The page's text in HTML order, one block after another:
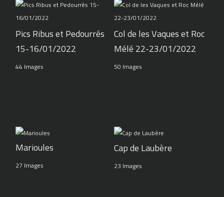
Pics Ribus et Pedourrés
15-16/01/2022
44 Images
Col de les Vaques et Roc
Mélé 22-23/01/2022
50 Images
Marioules
27 Images
Cap de Laubère
23 Images